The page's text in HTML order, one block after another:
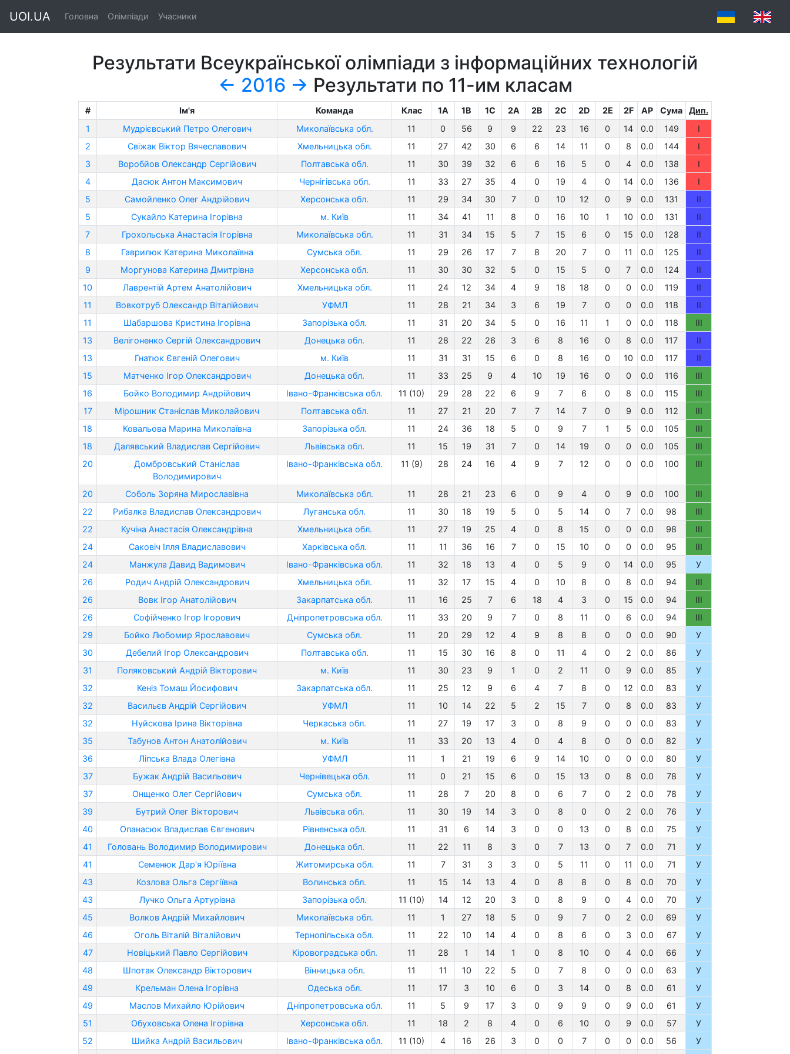
UOI.UA Головна Олімпіади Учасники
Результати Всеукраїнської олімпіади з інформаційних технологій
← 2016 → Результати по 11-им класам
# Ім'я Команда Клас 1A 1B 1C 2A 2B 2C 2D 2E 2F AP Сума
Дип.
1
Мудрієвський Петро Олегович Миколаївська обл. 11 0 56 9 9 22 23 16 0 14 0.0 149
I
2
Свіжак Віктор Вячеславович Хмельницька обл. 11 27 42 30 6 6 14 11 0 8 0.0 144
I
3
Воробйов Олександр Сергійович Полтавська обл. 11 30 39 32 6 6 16 5 0 4 0.0 138
I
4
Дасюк Антон Максимович Чернігівська обл. 11 33 27 35 4 0 19 4 0 14 0.0 136
I
5
Самойленко Олег Андрійович Херсонська обл. 11 29 34 30 7 0 10 12 0 9 0.0 131
II
5
Сукайло Катерина Ігорівна м. Київ 11 34 41 11 8 0 16 10 1 10 0.0 131
II
7
Грохольська Анастасія Ігорівна Миколаївська обл. 11 31 34 15 5 7 15 6 0 15 0.0 128
II
8
Гаврилюк Катерина Миколаївна Сумська обл. 11 29 26 17 7 8 20 7 0 11 0.0 125
II
9
Моргунова Катерина Дмитрівна Херсонська обл. 11 30 30 32 5 0 15 5 0 7 0.0 124
II
10
Лаврентій Артем Анатолійович Хмельницька обл. 11 24 12 34 4 9 18 18 0 0 0.0 119
II
11
Вовкотруб Олександр Віталійович УФМЛ 11 28 21 34 3 6 19 7 0 0 0.0 118
II
11
Шабаршова Кристина Ігорівна Запорізька обл. 11 31 20 34 5 0 16 11 1 0 0.0 118
III
13
Велігоненко Сергій Олександрович Донецька обл. 11 28 22 26 3 6 8 16 0 8 0.0 117
II
13
Гнатюк Євгеній Олегович м. Київ 11 31 31 15 6 0 8 16 0 10 0.0 117
II
15
Матченко Ігор Олександрович Донецька обл. 11 33 25 9 4 10 19 16 0 0 0.0 116
III
16
Бойко Володимир Андрійович Івано-Франківська обл. 11 (10) 29 28 22 6 9 7 6 0 8 0.0 115
III
17
Мірошник Станіслав Миколайович Полтавська обл. 11 27 21 20 7 7 14 7 0 9 0.0 112
III
18
Ковальова Марина Миколаївна Запорізька обл. 11 24 36 18 5 0 9 7 1 5 0.0 105
III
18
Далявський Владислав Сергійович Львівська обл. 11 15 19 31 7 0 14 19 0 0 0.0 105
III
20
Домбровський Станіслав
Володимирович
Івано-Франківська обл. 11 (9) 28 24 16 4 9 7 12 0 0 0.0 100 III
20 Соболь Зоряна Мирославівна Миколаївська обл. 11 28 21 23 6 0 9 4 0 9 0.0 100
III
22
Рибалка Владислав Олександрович Луганська обл. 11 30 18 19 5 0 5 14 0 7 0.0 98
III
22
Кучіна Анастасія Олександрівна Хмельницька обл. 11 27 19 25 4 0 8 15 0 0 0.0 98
III
24
Саковіч Ілля Владиславович Харківська обл. 11 11 36 16 7 0 15 10 0 0 0.0 95
III
24
Манжула Давид Вадимович Івано-Франківська обл. 11 32 18 13 4 0 5 9 0 14 0.0 95
У
26
Родич Андрій Олександрович Хмельницька обл. 11 32 17 15 4 0 10 8 0 8 0.0 94
III
26
Вовк Ігор Анатолійович Закарпатська обл. 11 16 25 7 6 18 4 3 0 15 0.0 94
III
26
Софійченко Ігор Ігорович Дніпропетровська обл. 11 33 20 9 7 0 8 11 0 6 0.0 94
III
29
Бойко Любомир Ярославович Сумська обл. 11 20 29 12 4 9 8 8 0 0 0.0 90
У
30
Дебелий Ігор Олександрович Полтавська обл. 11 15 30 16 8 0 11 4 0 2 0.0 86
У
31
Поляковський Андрій Вікторович м. Київ 11 30 23 9 1 0 2 11 0 9 0.0 85
У
32
Кеніз Томаш Йосифович Закарпатська обл. 11 25 12 9 6 4 7 8 0 12 0.0 83
У
32
Васильєв Андрій Сергійович УФМЛ 11 10 14 22 5 2 15 7 0 8 0.0 83
У
32
Нуйскова Ірина Вікторівна Черкаська обл. 11 27 19 17 3 0 8 9 0 0 0.0 83
У
35
Табунов Антон Анатолійович м. Київ 11 33 20 13 4 0 4 8 0 0 0.0 82
У
36
Ліпська Влада Олегівна УФМЛ 11 1 21 19 6 9 14 10 0 0 0.0 80
У
37
Бужак Андрій Васильович Чернівецька обл. 11 0 21 15 6 0 15 13 0 8 0.0 78
У
37
Онщенко Олег Сергійович Сумська обл. 11 28 7 20 8 0 6 7 0 2 0.0 78
У
39
Бутрий Олег Вікторович Львівська обл. 11 30 19 14 3 0 8 0 0 2 0.0 76
У
40
Опанасюк Владислав Євгенович Рівненська обл. 11 31 6 14 3 0 0 13 0 8 0.0 75
У
41
Головань Володимир Володимирович Донецька обл. 11 22 11 8 3 0 7 13 0 7 0.0 71
У
41
Семенюк Дар'я Юріївна Житомирська обл. 11 7 31 3 3 0 5 11 0 11 0.0 71
У
43
Козлова Ольга Сергіївна Волинська обл. 11 15 14 13 4 0 8 8 0 8 0.0 70
У
43
Лучко Ольга Артурівна Запорізька обл. 11 (10) 14 12 20 3 0 8 9 0 4 0.0 70
У
45
Волков Андрій Михайлович Миколаївська обл. 11 1 27 18 5 0 9 7 0 2 0.0 69
У
46
Оголь Віталій Віталійович Тернопільська обл. 11 22 10 14 4 0 8 6 0 3 0.0 67
У
47
Новіцький Павло Сергійович Кіровоградська обл. 11 28 1 14 1 0 8 10 0 4 0.0 66
У
48
Шпотак Олександр Вікторович Вінницька обл. 11 11 10 22 5 0 7 8 0 0 0.0 63
У
49
Крельман Олена Ігорівна Одеська обл. 11 17 3 10 6 0 3 14 0 8 0.0 61
У
49
Маслов Михайло Юрійович Дніпропетровська обл. 11 5 9 17 3 0 9 9 0 9 0.0 61
У
51
Обуховська Олена Ігорівна Херсонська обл. 11 18 2 8 4 0 6 10 0 9 0.0 57
У
52
Шийка Андрій Васильович Івано-Франківська обл. 11 (10) 4 16 26 3 0 0 7 0 0 0.0 56
У